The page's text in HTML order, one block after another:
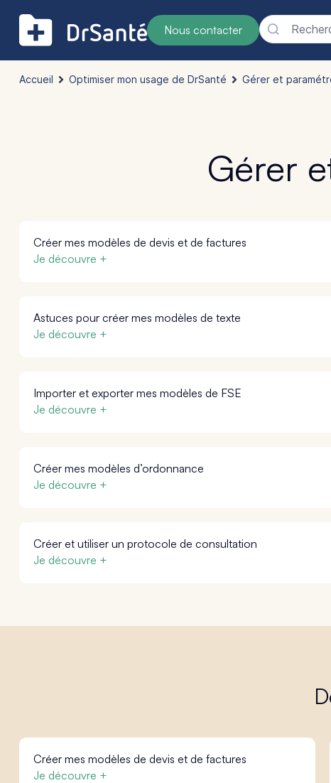
Nous contacter
Accueil Optimiser mon usage de DrSanté Gérer et
Gérer
Créer mes modèles de devis et de factures
Je découvre +
Astuces pour créer mes modèles de texte
Je découvre +
Importer et exporter mes modèles de FSE
Je découvre +
Créer mes modèles d’ordonnance
Je découvre +
Créer et utiliser un protocole de consultation
Je découvre +
Créer mes modèles de devis et de factures
Je découvre +